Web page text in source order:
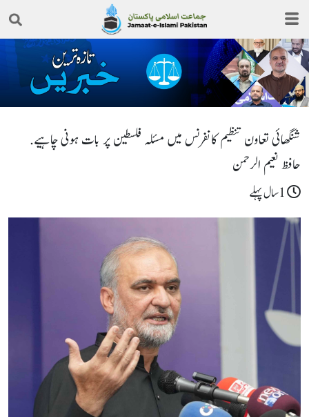
شنگھائی تعاون تنظیم کانفرنس میں مسئلہ فلسطین پر بات ہونی چاہیے.
حافظ نعیم الرحمن